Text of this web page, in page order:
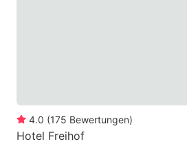
4.0 (175 Bewertungen)
Hotel Freihof